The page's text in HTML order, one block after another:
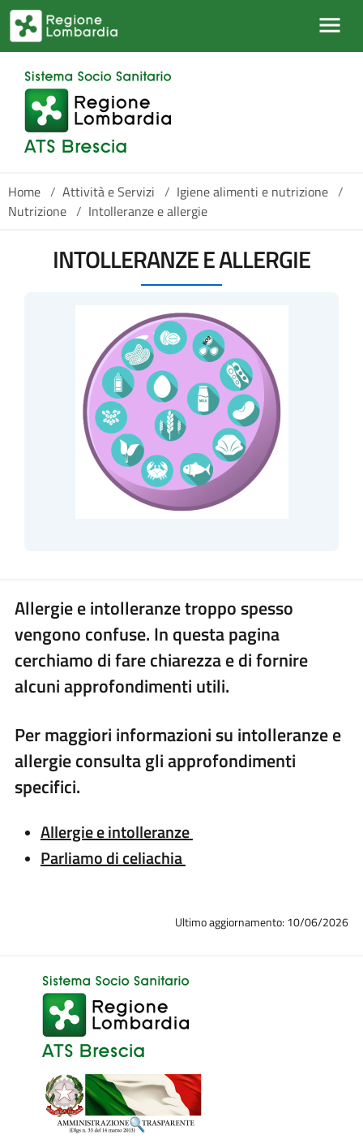
Salta al contenuto principale
Home / Attività e Servizi / Igiene alimenti e nutrizione /
Nutrizione / Intolleranze e allergie
INTOLLERANZE E ALLERGIE
Allergie e intolleranze troppo spesso
vengono confuse. In questa pagina
cerchiamo di fare chiarezza e di fornire
alcuni approfondimenti utili.
Per maggiori informazioni su intolleranze e
allergie consulta gli approfondimenti
specifici.
Allergie e intolleranze
Parliamo di celiachia
Ultimo aggiornamento: 10/06/2026